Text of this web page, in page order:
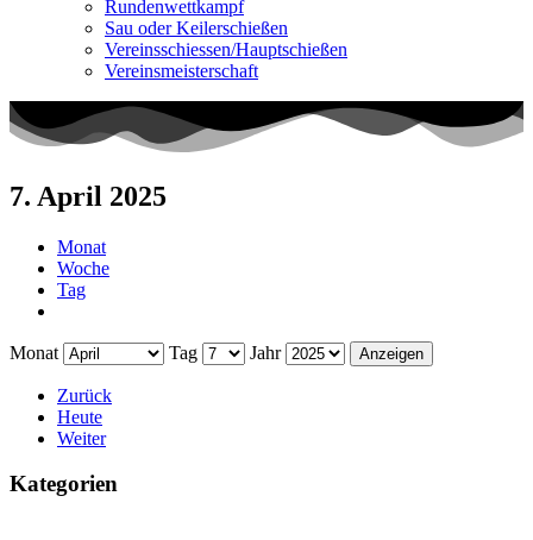
Rundenwettkampf
Sau oder Keilerschießen
Vereinsschiessen/Hauptschießen
Vereinsmeisterschaft
7. April 2025
Monat
Woche
Tag
Monat Tag Jahr
Zurück
Heute
Weiter
Kategorien